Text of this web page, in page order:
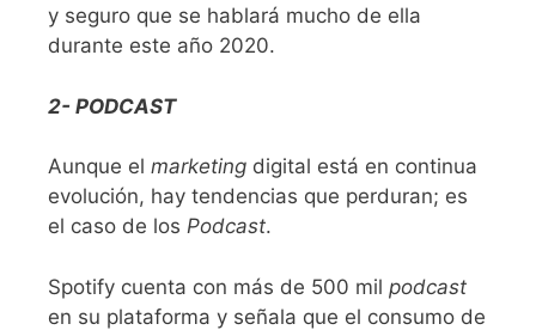
y seguro que se hablará mucho de ella
durante este año 2020.
2- PODCAST
Aunque el marketing digital está en continua
evolución, hay tendencias que perduran; es
el caso de los Podcast.
Spotify cuenta con más de 500 mil podcast
en su plataforma y señala que el consumo de